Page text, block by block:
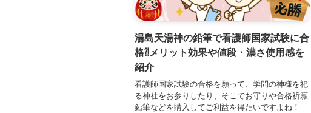
湯島天湯神の鉛筆で看護師国家試験に合
格⁈メリット効果や値段・濃さ使用感を
紹介
看護師国家試験の合格を願って、学問の神様を祀
る神社をお参りしたり、そこでお守りや合格祈願
鉛筆などを購入してご利益を得たいですよね！